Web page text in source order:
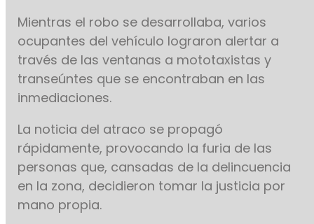
Mientras el robo se desarrollaba, varios
ocupantes del vehículo lograron alertar a
través de las ventanas a mototaxistas y
transeúntes que se encontraban en las
inmediaciones.
La noticia del atraco se propagó
rápidamente, provocando la furia de las
personas que, cansadas de la delincuencia
en la zona, decidieron tomar la justicia por
mano propia.